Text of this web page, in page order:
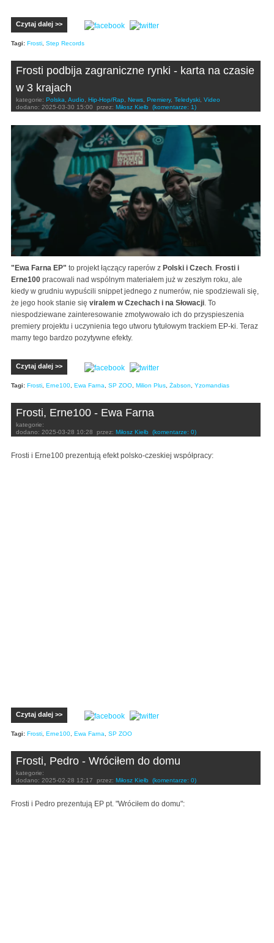
Czytaj dalej >>
Tagi: Frosti Step Records
Frosti podbija zagraniczne rynki - karta na czasie
w 3 krajach
kategorie: Polska Audio Hip-Hop/Rap News Premiery, Teledyski Video
dodano: 2025-03-30 15:00 przez: Miłosz Kiełb (komentarze: 1)
"Ewa Farna EP" to projekt łączący raperów z Polski i Czech Frosti i
Erne100 pracowali nad wspólnym materiałem już w zeszłym roku, ale
kiedy w grudniu wypuścili snippet jednego z numerów, nie spodziewali się,
że jego hook stanie się viralem w Czechach i na Słowacji . To
niespodziewane zainteresowanie zmotywowało ich do przyspieszenia
premiery projektu i uczynienia tego utworu tytułowym trackiem EP-ki. Teraz
mamy tego bardzo pozytywne efekty.
Czytaj dalej >>
Tagi: Frosti Erne100 Ewa Farna SP ZOO Milion Plus Żabson Yzomandias
Frosti, Erne100 - Ewa Farna
kategorie:
dodano: 2025-03-28 10:28 przez: Miłosz Kiełb (komentarze: 0)
Frosti i Erne100 prezentują efekt polsko-czeskiej współpracy:
Czytaj dalej >>
Tagi: Frosti Erne100 Ewa Farna SP ZOO
Frosti, Pedro - Wróciłem do domu
kategorie:
dodano: 2025-02-28 12:17 przez: Miłosz Kiełb (komentarze: 0)
Frosti i Pedro prezentują EP pt. "Wróciłem do domu":